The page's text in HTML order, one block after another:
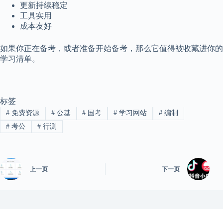
更新持续稳定
工具实用
成本友好
如果你正在备考，或者准备开始备考，那么它值得被收藏进你的
学习清单。
标签
#免费资源 #公基 # 国考 # 学习网站 # 编制
#考公 #行测
上一页 下一页